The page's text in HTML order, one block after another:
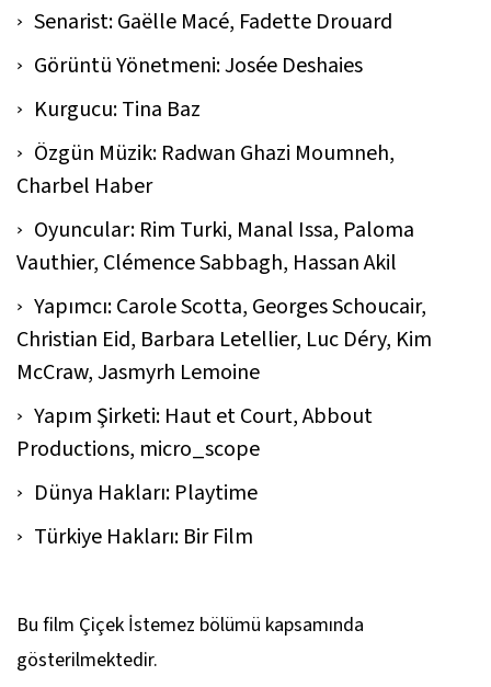
Senarist: Gaëlle Macé, Fadette Drouard
Görüntü Yönetmeni: Josée Deshaies
Kurgucu: Tina Baz
Özgün Müzik: Radwan Ghazi Moumneh,
Charbel Haber
Oyuncular: Rim Turki, Manal Issa, Paloma
Vauthier, Clémence Sabbagh, Hassan Akil
Yapımcı: Carole Scotta, Georges Schoucair,
Christian Eid, Barbara Letellier, Luc Déry, Kim
McCraw, Jasmyrh Lemoine
Yapım Şirketi: Haut et Court, Abbout
Productions, micro_scope
Dünya Hakları: Playtime
Türkiye Hakları: Bir Film
Bu film Çiçek İstemez bölümü kapsamında
gösterilmektedir.